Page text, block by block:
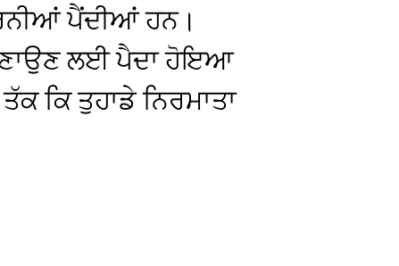
ਪੈਂਦੀਆਂ ਹਨ।
ਲਈ ਪੈਦਾ ਹੋਇਆ
ਕਿ ਤੁਹਾਡੇ ਨਿਰਮਾਤਾ